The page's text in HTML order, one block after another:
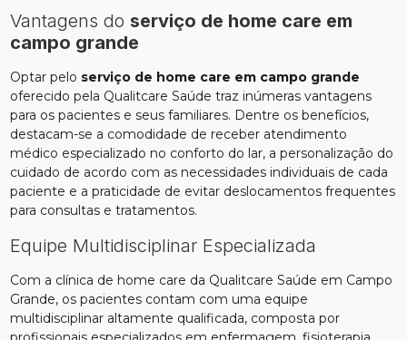
Vantagens do serviço de home care em
campo grande
Optar pelo serviço de home care em campo grande
oferecido pela Qualitcare Saúde traz inúmeras vantagens
para os pacientes e seus familiares. Dentre os benefícios,
destacam-se a comodidade de receber atendimento
médico especializado no conforto do lar, a personalização do
cuidado de acordo com as necessidades individuais de cada
paciente e a praticidade de evitar deslocamentos frequentes
para consultas e tratamentos.
Equipe Multidisciplinar Especializada
Com a clínica de home care da Qualitcare Saúde em Campo
Grande, os pacientes contam com uma equipe
multidisciplinar altamente qualificada, composta por